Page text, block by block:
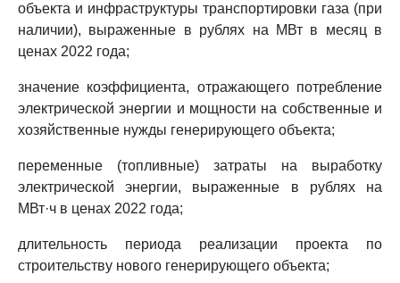
объекта и инфраструктуры транспортировки газа (при
наличии), выраженные в рублях на МВт в месяц в
ценах 2022 года;
значение коэффициента, отражающего потребление
электрической энергии и мощности на собственные и
хозяйственные нужды генерирующего объекта;
переменные (топливные) затраты на выработку
электрической энергии, выраженные в рублях на
МВт·ч в ценах 2022 года;
длительность периода реализации проекта по
строительству нового генерирующего объекта;